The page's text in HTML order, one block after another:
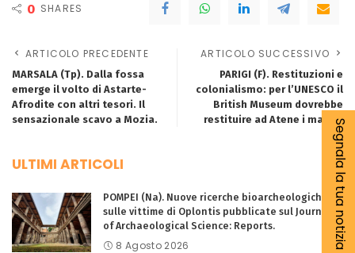
0 SHARES
ARTICOLO PRECEDENTE
MARSALA (Tp). Dalla fossa
emerge il volto di Astarte-
Afrodite con altri tesori. Il
sensazionale scavo a Mozia.
ARTICOLO SUCCESSIVO
PARIGI (F). Restituzioni e
colonialismo: per l’UNESCO il
British Museum dovrebbe
restituire ad Atene i marmi.
ULTIMI ARTICOLI
POMPEI (Na). Nuove ricerche bioarcheologiche
sulle vittime di Oplontis pubblicate sul Journal
of Archaeological Science: Reports.
8 Agosto 2026 Segnala la tua notizia